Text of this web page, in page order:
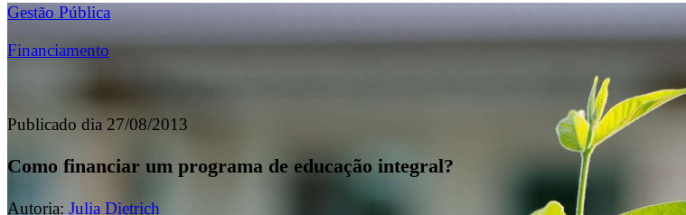
Gestão Pública
Financiamento
Publicado dia 27/08/2013
Como financiar um programa de educação integral?
Autoria: Julia Dietrich